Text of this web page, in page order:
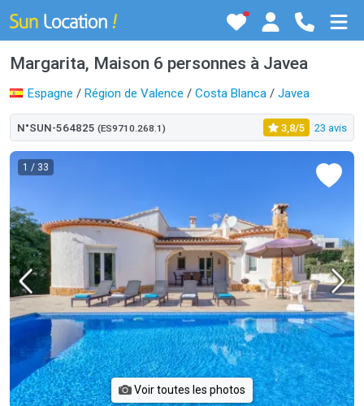
Margarita, Maison 6 personnes à Javea
Espagne / Région de Valence / Costa Blanca / Javea
N°SUN-564825 (ES9710.268.1) 3,8/5 23 avis
1 / 33
Voir toutes les photos